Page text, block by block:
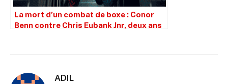
La mort d’un combat de boxe : Conor
Benn contre Chris Eubank Jnr, deux ans
ADIL